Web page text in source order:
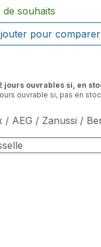
pour comparer
souhaits
jours ouvrables si, en
ouvrable si, pas en
/ AEG / Zanussi /